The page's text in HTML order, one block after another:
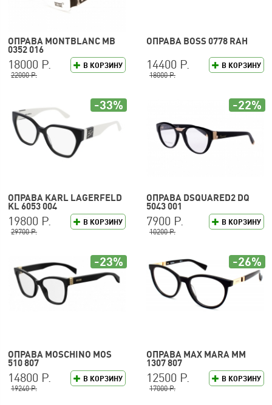
ОПРАВА MONTBLANC MB
0352 016
В КОРЗИНУ
18000 Р.
22000 Р.
ОПРАВА BOSS 0778 RAH
В КОРЗИНУ
14400 Р.
18000 Р.
ОПРАВА KARL LAGERFELD
KL 6053 004
В КОРЗИНУ
19800 Р.
29700 Р.
-33%
ОПРАВА DSQUARED2 DQ
5043 001
В КОРЗИНУ
7900 Р.
10200 Р.
-22%
ОПРАВА MOSCHINO MOS
510 807
В КОРЗИНУ
14800 Р.
19240 Р.
-23%
ОПРАВА MAX MARA MM
1307 807
В КОРЗИНУ
12500 Р.
17000 Р.
-26%